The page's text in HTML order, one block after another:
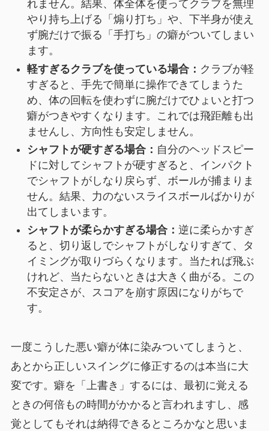
れません。結果、体全体を使ってクラブを無理
やり持ち上げる「煽り打ち」や、下半身が使え
ず腕だけで振る「手打ち」の癖がついてしまい
ます。
軽すぎるクラブを使っている場合： クラブが軽
すぎると、手先で簡単に操作できてしまうた
め、体の回転を使わずに腕だけでひょいと打つ
癖がつきやすくなります。これでは飛距離も出
ませんし、方向性も安定しません。
シャフトが硬すぎる場合： 自分のヘッドスピー
ドに対してシャフトが硬すぎると、インパクト
でシャフトがしなり戻らず、ボールが捕まりま
せん。結果、力のないスライスボールばかりが
出てしまいます。
シャフトが柔らかすぎる場合： 逆に柔らかすぎ
ると、切り返しでシャフトがしなりすぎて、タ
イミングが取りづらくなります。当たれば飛ぶ
けれど、当たらないときは大きく曲がる。この
不安定さが、スコアを崩す原因になりがちで
す。
一度こうした悪い癖が体に染みついてしまうと、
あとから正しいスイングに修正するのは本当に大
変です。癖を「上書き」するには、最初に覚える
ときの何倍もの時間がかかると言われますし、感
覚としてもそれは納得できるところかなと思いま